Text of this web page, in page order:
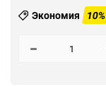
Экономия 10%